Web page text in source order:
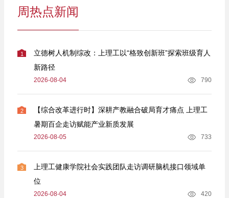
周热点新闻
1
立德树人机制综改：上理工以“格致创新班”探索班级育人
新路径
2026-08-04 790
2
【综合改革进行时】深耕产教融合破局育才痛点 上理工
暑期百企走访赋能产业新质发展
2026-08-05 733
3
上理工健康学院社会实践团队走访调研脑机接口领域单
位
2026-08-04 420